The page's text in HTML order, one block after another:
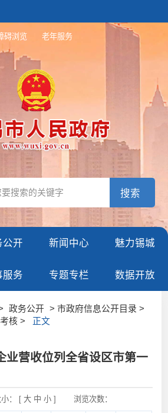
碍浏览 老年服务
公开 新闻中心 魅力锡城
服务 专题专栏 数据开放
政务公开
> 市政府信息公开目录 >
核 >
正文
业营收位列全省设区市第一
： [ 大 中 小] 浏览次数：